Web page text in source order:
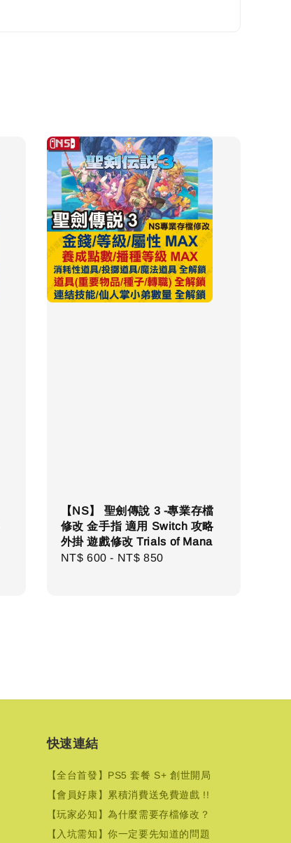
【NS】 聖劍傳說 3 -專業存檔
修改 金手指 適用 Switch 攻略
外掛 遊戲修改 Trials of Mana
Regular
NT$ 600 - NT$ 850
快速連結
【全台首發】PS5 套餐 S+ 創世開局
【會員好康】累積消費送免費遊戲 !!
【玩家必知】為什麼需要存檔修改？
【入坑需知】你一定要先知道的問題